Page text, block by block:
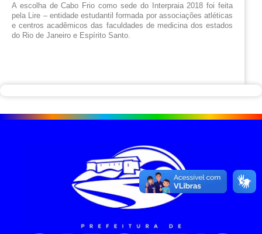
A escolha de Cabo Frio como sede do Interpraia 2018 foi feita
pela Lire – entidade estudantil formada por associações atléticas
e centros acadêmicos das faculdades de medicina dos estados
do Rio de Janeiro e Espírito Santo.